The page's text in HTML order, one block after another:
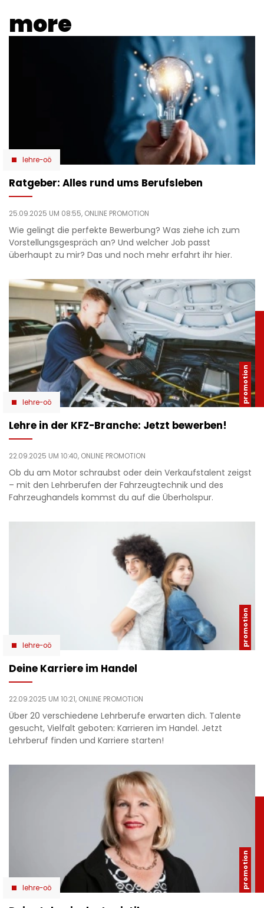
more
lehre-oö
Ratgeber: Alles rund ums Berufsleben
25.09.2025 UM 08:55, ONLINE PROMOTION
Wie gelingt die perfekte Bewerbung? Was ziehe ich zum
Vorstellungsgespräch an? Und welcher Job passt
überhaupt zu mir? Das und noch mehr erfahrt ihr hier.
lehre-oö
Lehre in der KFZ-Branche: Jetzt bewerben!
22.09.2025 UM 10:40, ONLINE PROMOTION
Ob du am Motor schraubst oder dein Verkaufstalent zeigst
– mit den Lehrberufen der Fahrzeugtechnik und des
Fahrzeughandels kommst du auf die Überholspur.
lehre-oö
Deine Karriere im Handel
22.09.2025 UM 10:21, ONLINE PROMOTION
Über 20 verschiedene Lehrberufe erwarten dich. Talente
gesucht, Vielfalt geboten: Karrieren im Handel. Jetzt
Lehrberuf finden und Karriere starten!
lehre-oö